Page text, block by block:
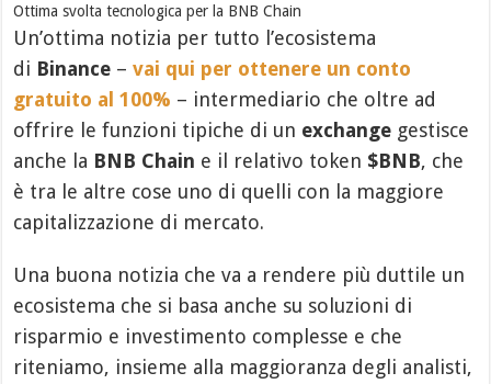
Ottima svolta tecnologica per la BNB Chain
Un’ottima notizia per tutto l’ecosistema
di Binance –vai qui per ottenere un conto
gratuito al 100% – intermediario che oltre ad
offrire le funzioni tipiche di un exchange gestisce
anche la BNB Chain e il relativo token $BNB, che
è tra le altre cose uno di quelli con la maggiore
capitalizzazione di mercato.
Una buona notizia che va a rendere più duttile un
ecosistema che si basa anche su soluzioni di
risparmio e investimento complesse e che
riteniamo, insieme alla maggioranza degli analisti,